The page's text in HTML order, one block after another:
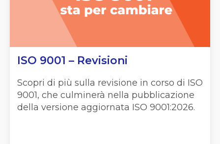
ISO 9001 – Revisioni
Scopri di più sulla revisione in corso di ISO
9001, che culminerà nella pubblicazione
della versione aggiornata ISO 9001:2026.